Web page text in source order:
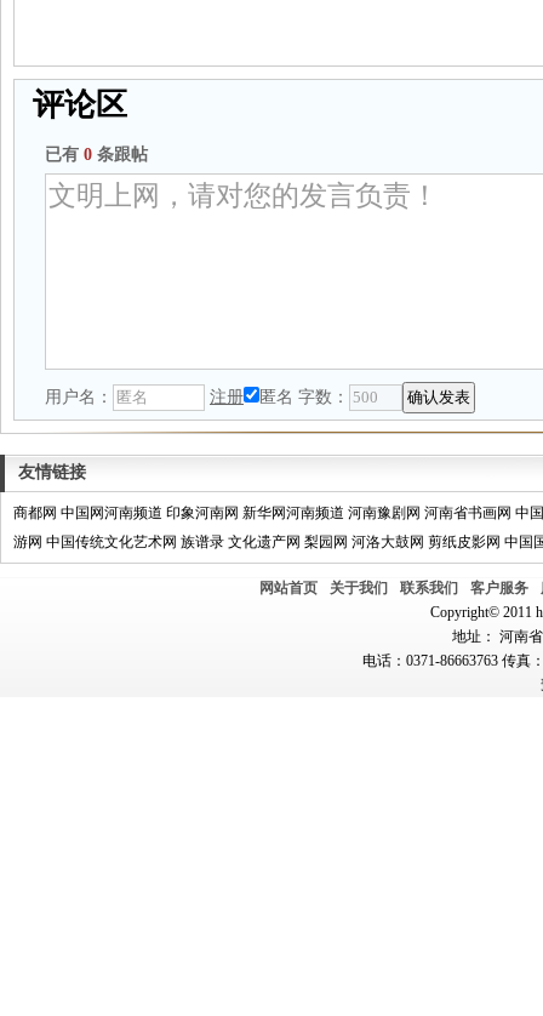
评论区
已有 0 条跟帖
用户名： 注册 匿名 字数：
友情链接
商都网 中国网河南频道 印象河南网 新华网河南频道 河南豫剧网 河南省书画网 中
游网 中国传统文化艺术网 族谱录 文化遗产网 梨园网 河洛大鼓网 剪纸皮影网 中国
网站首页 关于我们 联系我们 客户服务
Copyright© 2011
地址： 河南
电话：0371-86663763 传真